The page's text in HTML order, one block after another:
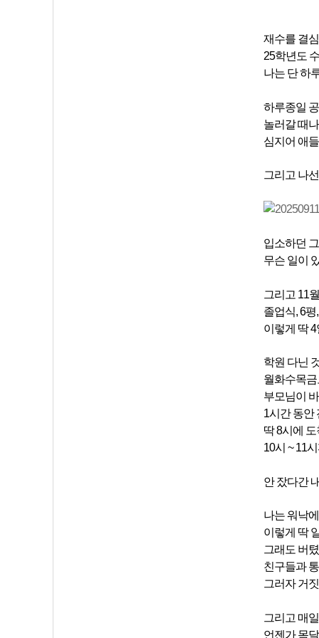
재수를 결
25학년도
나는 단 하
하루종일
놀러갈 때
심지어 애
그리고 나
입소하던
무슨 일이
그리고 11
졸업식, 6
이렇게 딱
학원 다닌
월화수목
부모님이
1시간 동안
딱 8시에
10시 ~ 11
안 잤다간
나는 워낙
이렇게 딱
그래도 버
친구들과
그러자 거
그리고 매
언젠가 목